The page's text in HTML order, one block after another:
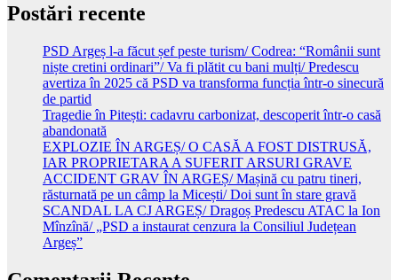
Postări recente
PSD Argeș l-a făcut șef peste turism/ Codrea: “Românii sunt
niște cretini ordinari”/ Va fi plătit cu bani mulți/ Predescu
avertiza în 2025 că PSD va transforma funcția într-o sinecură
de partid
Tragedie în Pitești: cadavru carbonizat, descoperit într-o casă
abandonată
EXPLOZIE ÎN ARGEȘ/ O CASĂ A FOST DISTRUSĂ,
IAR PROPRIETARA A SUFERIT ARSURI GRAVE
ACCIDENT GRAV ÎN ARGEȘ/ Mașină cu patru tineri,
răsturnată pe un câmp la Micești/ Doi sunt în stare gravă
SCANDAL LA CJ ARGEȘ/ Dragoș Predescu ATAC la Ion
Mînzînă/ „PSD a instaurat cenzura la Consiliul Județean
Argeș”